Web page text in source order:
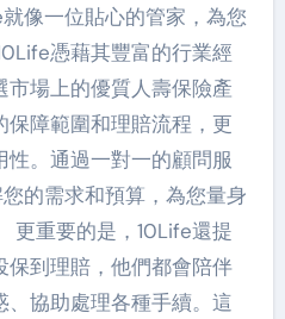
像一位貼心的管家，為您
憑藉其豐富的行業經
場上的優質人壽保險產
障範圍和理賠流程，更
。通過一對一的顧問服
的需求和預算，為您量身
更重要的是，10Life還提
到理賠，他們都會陪伴
協助處理各種手續。這